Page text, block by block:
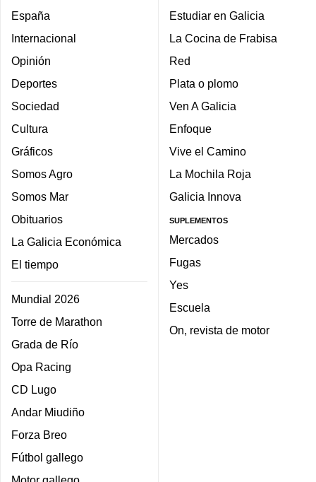
España
Internacional
Opinión
Deportes
Sociedad
Cultura
Gráficos
Somos Agro
Somos Mar
Obituarios
La Galicia Económica
El tiempo
Mundial 2026
Torre de Marathon
Grada de Río
Opa Racing
CD Lugo
Andar Miudiño
Forza Breo
Fútbol gallego
Estudiar en Galicia
La Cocina de Frabisa
Red
Plata o plomo
Ven A Galicia
Enfoque
Vive el Camino
La Mochila Roja
Galicia Innova
SUPLEMENTOS
Mercados
Fugas
Yes
Escuela
On, revista de motor